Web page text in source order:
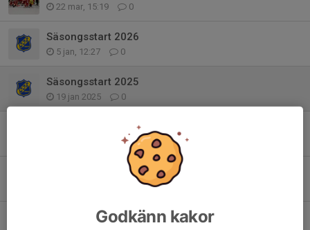
22 mar, 15:19 0
Säsongsstart 2026
5 jan, 12:27 0
Säsongsstart 2025
19 jan 2025 0
Zinkteknik Cup 2024
0
Avslutning med bio och pokalutdelning!
Minicup på hemmaplan
Godkänn kakor